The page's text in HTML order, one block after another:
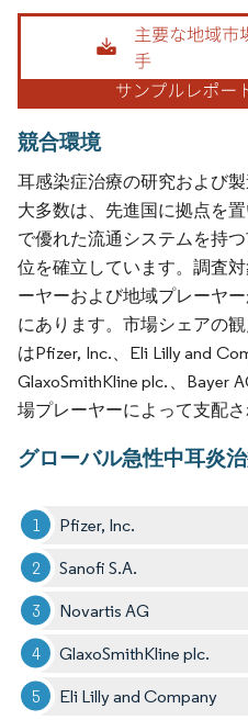
画像 © Mordor Intelligence。再利用
競合環境
耳感染症治療の研究および
大多数は、先進国に拠点を
で優れた流通システムを持
位を確立しています。調査
ーヤーおよび地域プレーヤ
にあります。市場シェアの
はPfizer, Inc.、Eli Lilly and
GlaxoSmithKline plc.、Bayer
場プレーヤーによって支配さ
グローバル急性中耳炎
Pfizer, Inc.
Sanofi S.A.
Novartis AG
GlaxoSmithKline plc.
Eli Lilly and Company